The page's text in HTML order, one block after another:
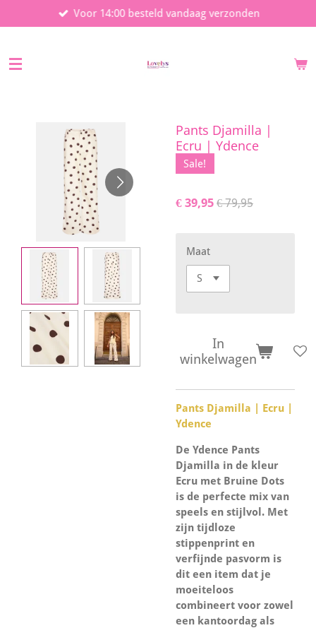
direct
de
Voor 14:00 besteld vandaag verzonden
Pants Djamilla |
Ecru | Ydence
Sale!
€ 39,95 € 79,95
Maat
In
winkelwagen
Pants Djamilla | Ecru |
Ydence
De Ydence Pants
Djamilla in de kleur
Ecru met Bruine Dots
is de perfecte mix van
speels en stijlvol. Met
zijn tijdloze
stippenprint en
verfijnde pasvorm is
dit een item dat je
moeiteloos
combineert voor zowel
een kantoordag als